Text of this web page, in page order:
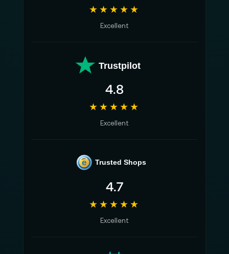
★★★★★
Excellent
Trustpilot
4.8
★★★★★
Excellent
e Trusted Shops
4.7
★★★★★
Excellent